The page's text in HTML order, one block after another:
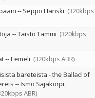
-- Seppo Hanski (320kbps
--Taisto Tammi (320kbps
--Eemeli (320kbps ABR)
bareteista - the Ballad of
--Ismo Sajakorpi
ABR)